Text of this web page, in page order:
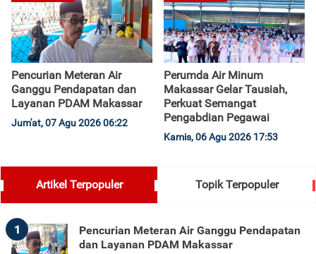
Pencurian Meteran Air
Ganggu Pendapatan dan
Layanan PDAM Makassar
Jum'at, 07 Agu 2026 06:22
Perumda Air Minum
Makassar Gelar Tausiah,
Perkuat Semangat
Pengabdian Pegawai
Kamis, 06 Agu 2026 17:53
Artikel Terpopuler Topik Terpopuler
1
Pencurian Meteran Air Ganggu Pendapatan
dan Layanan PDAM Makassar